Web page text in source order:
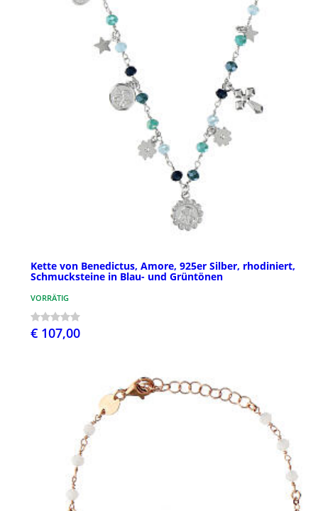
Kette von Benedictus, Amore, 925er Silber, rhodiniert,
Schmucksteine in Blau- und Grüntönen
VORRÄTIG
€ 107,00